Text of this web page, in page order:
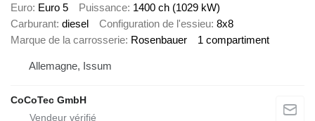
Euro Euro 5 Puissance 1400 ch (1029 kW)
Carburant diesel Configuration de l'essieu 8x8
Marque de la carrosserie Rosenbauer 1 compartiment
Allemagne, Issum
CoCoTec GmbH